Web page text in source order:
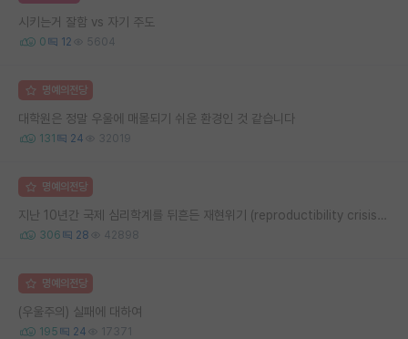
시키는거 잘함 vs 자기 주도
0 12 5604
명예의전당
대학원은 정말 우울에 매몰되기 쉬운 환경인 것 같습니다
131 24 32019
명예의전당
지난 10년간 국제 심리학계를 뒤흔든 재현위기 (reproductibility crisis) 요약 (1편)
306 28 42898
명예의전당
(우울주의) 실패에 대하여
195 24 17371